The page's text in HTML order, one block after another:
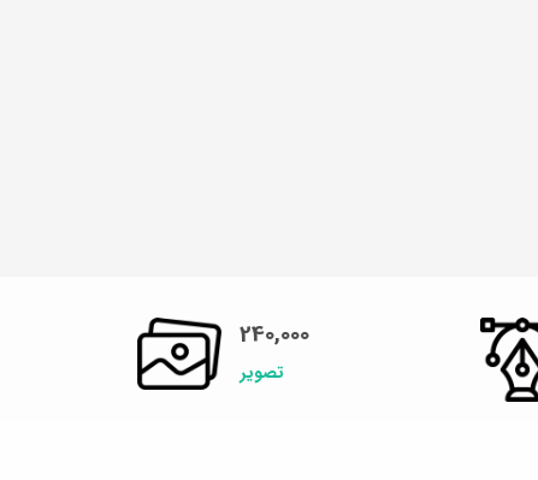
240,000
تصویر